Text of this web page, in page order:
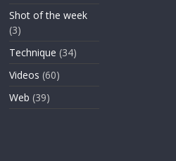
Shot of the week
(3)
Technique (34)
Videos (60)
Web (39)